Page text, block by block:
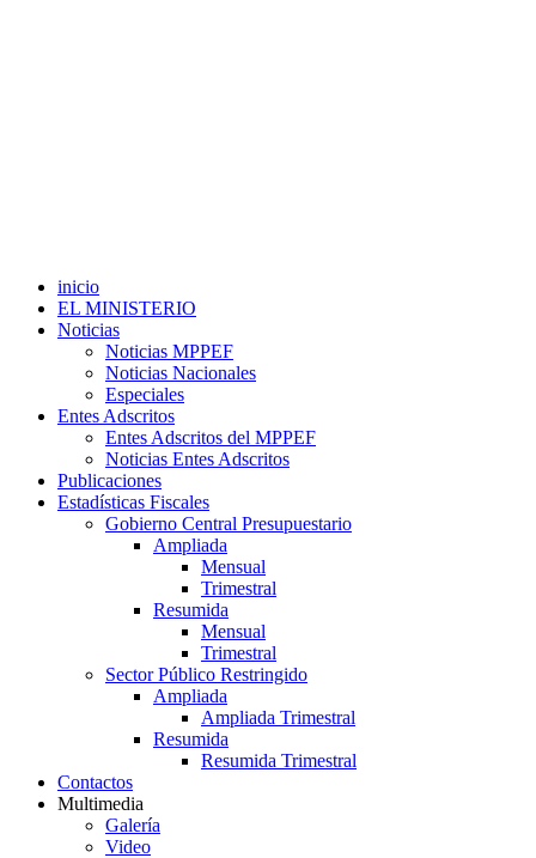
inicio
EL MINISTERIO
Noticias
Noticias MPPEF
Noticias Nacionales
Especiales
Entes Adscritos
Entes Adscritos del MPPEF
Noticias Entes Adscritos
Publicaciones
Estadísticas Fiscales
Gobierno Central Presupuestario
Ampliada
Mensual
Trimestral
Resumida
Mensual
Trimestral
Sector Público Restringido
Ampliada
Ampliada Trimestral
Resumida
Resumida Trimestral
Contactos
Multimedia
Galería
Video